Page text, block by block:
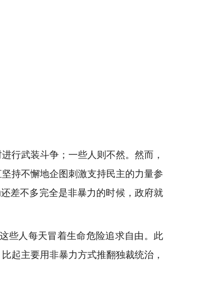
武装斗争；一些人则不然。然而，
持不懈地企图刺激支持民主的力量参
差不多完全是非暴力的时候，政府就
人每天冒着生命危险追求自由。此
起主要用非暴力方式推翻独裁统治，